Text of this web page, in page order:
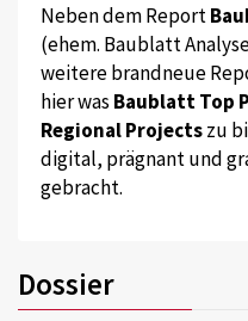
Neben dem Report
(ehem. Baublatt
weitere brandneue
hier was Baublatt Top
Regional Projectszu
digital, prägnant und
gebracht.
Dossier